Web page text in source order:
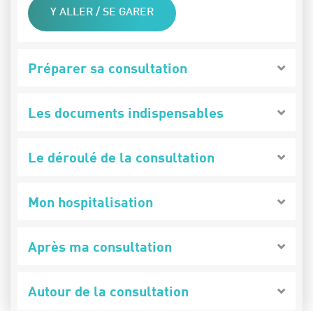
Y ALLER / SE GARER
Préparer sa consultation
Les documents indispensables
Le déroulé de la consultation
Mon hospitalisation
Après ma consultation
Autour de la consultation